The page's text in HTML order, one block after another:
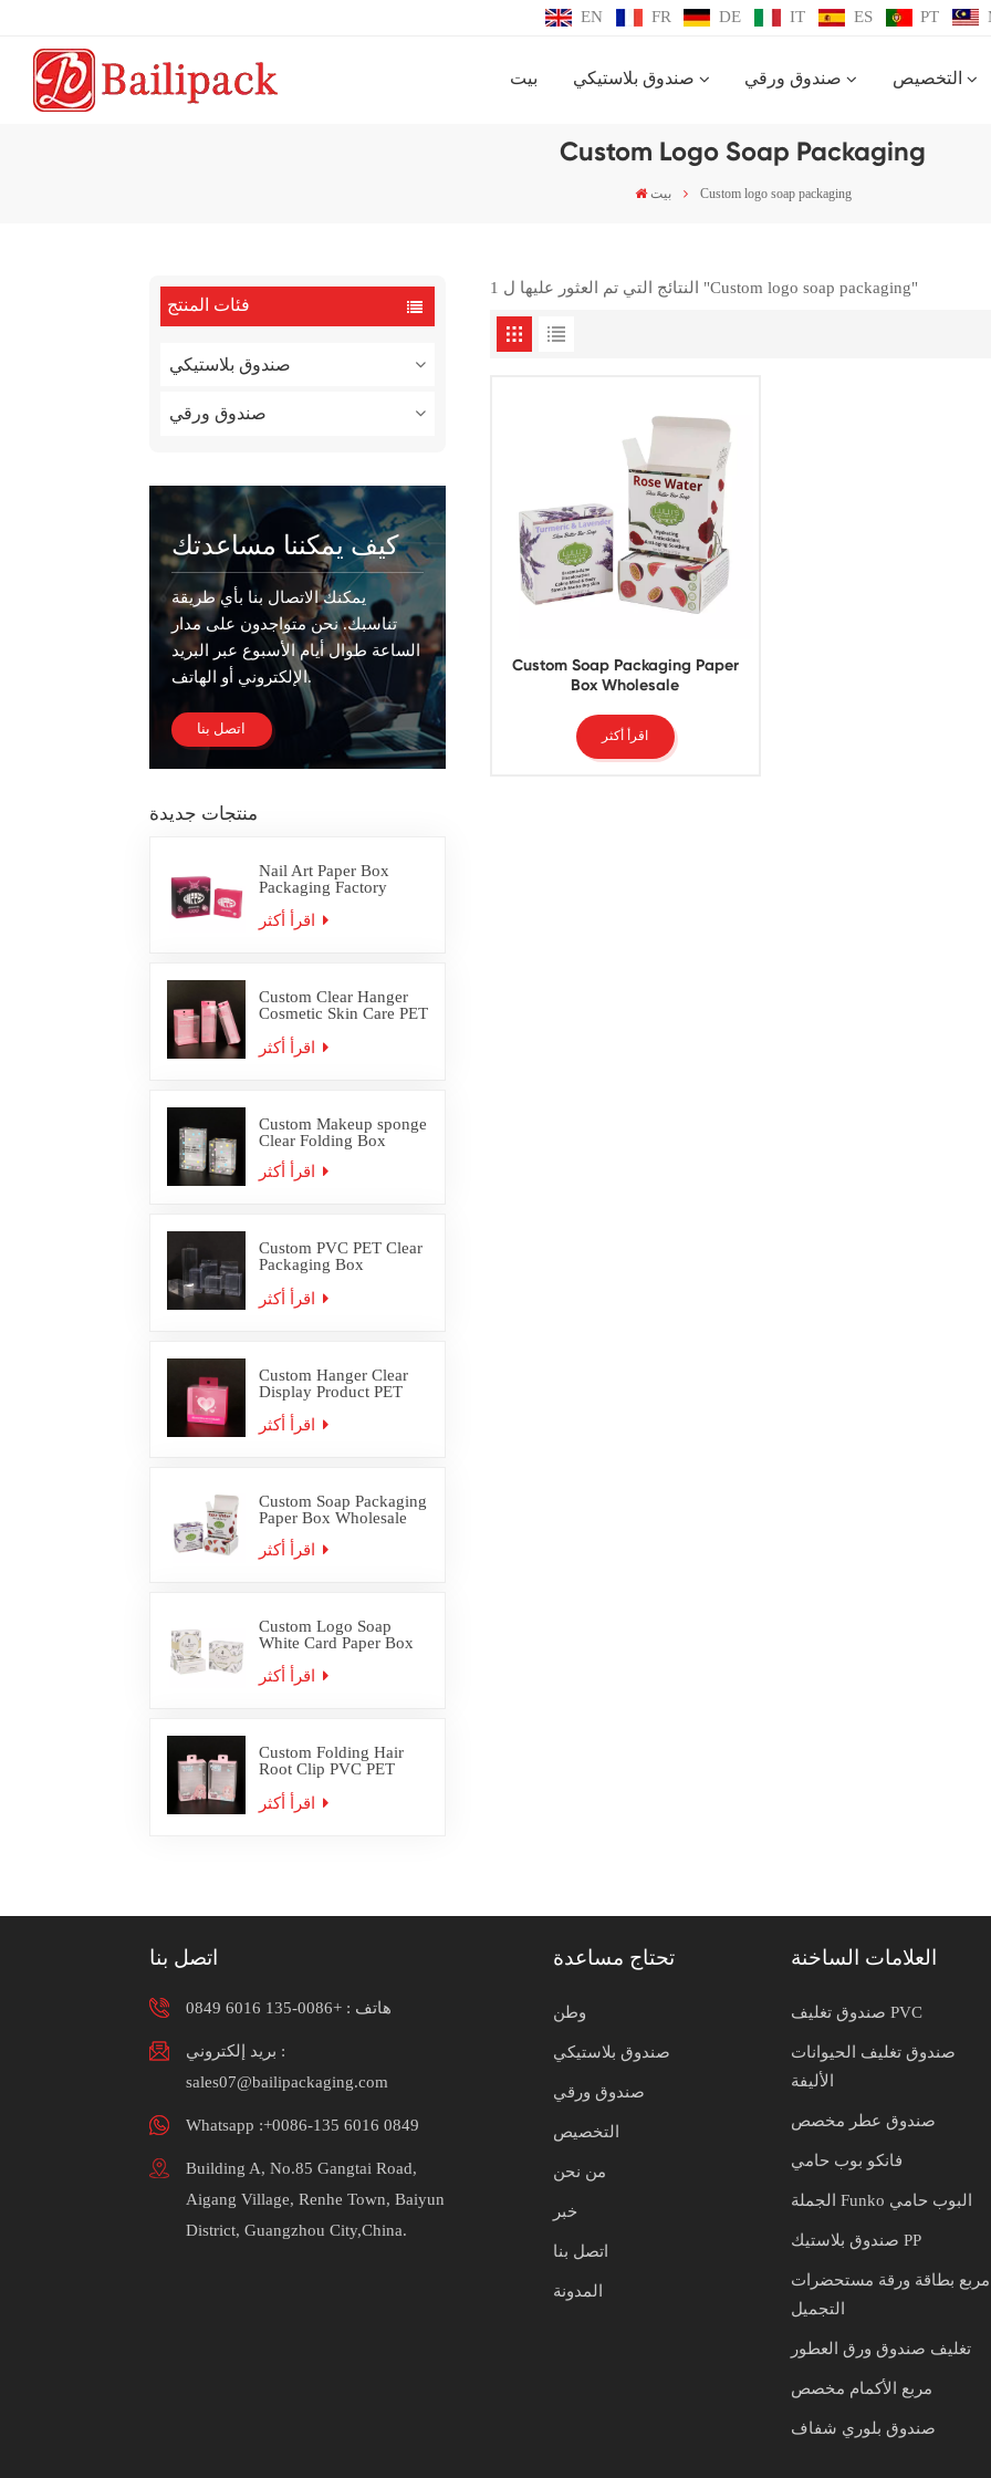
EN FR DE IT ES PT
بيت صندوق بلاستيكي صندوق ورقي التخصيص
Custom Logo Soap Packaging
بيت Custom logo soap packaging
فئات المنتج
صندوق بلاستيكي
صندوق ورقي
كيف يمكننا مساعدتك
يمكنك الاتصال بنا بأي طريقة
تناسبك. نحن متواجدون على مدار
الساعة طوال أيام الأسبوع عبر البريد
الإلكتروني أو الهاتف.
اتصل بنا
منتجات جديدة
Nail Art Paper Box
Packaging Factory
Custom Clear Hanger
Cosmetic Skin Care PET
Custom Makeup sponge
Clear Folding Box
Custom PVC PET Clear
Packaging Box
Custom Hanger Clear
Display Product PET
Custom Soap Packaging
Paper Box Wholesale
Custom Logo Soap
White Card Paper Box
Custom Folding Hair
Root Clip PVC PET
1 النتائج التي تم العثور عليها ل "Custom logo soap packaging"
Custom Soap Packaging Paper
Box Wholesale
اقرأ أكثر
اتصل بنا
هاتف :+0086-135 6016 0849
بريد إلكتروني :
sales07@bailipackaging.com
Whatsapp :+0086-135 6016 0849
Building A, No.85 Gangtai Road,
Aigang Village, Renhe Town, Baiyun
District, Guangzhou City,China.
تحتاج مساعدة
وطن
صندوق بلاستيكي
صندوق ورقي
التخصيص
من نحن
خبر
اتصل بنا
المدونة
العلامات الساخنة
صندوق تغليف PVC
صندوق تغليف الحيوانات
الأليفة
صندوق عطر مخصص
فانكو بوب حامي
الجملة Funko البوب حامي
صندوق بلاستيك PP
مربع بطاقة ورقة مستحضرات
التجميل
تغليف صندوق ورق العطور
مربع الأكمام مخصص
صندوق بلوري شفاف